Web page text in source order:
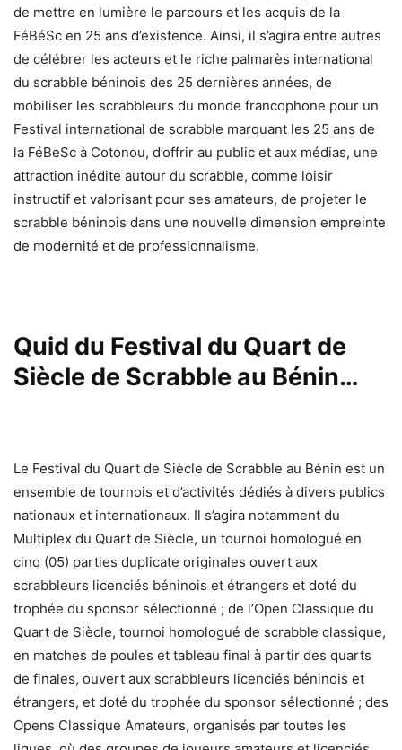
de mettre en lumière le parcours et les acquis de la
FéBéSc en 25 ans d’existence. Ainsi, il s’agira entre autres
de célébrer les acteurs et le riche palmarès international
du scrabble béninois des 25 dernières années, de
mobiliser les scrabbleurs du monde francophone pour un
Festival international de scrabble marquant les 25 ans de
la FéBeSc à Cotonou, d’offrir au public et aux médias, une
attraction inédite autour du scrabble, comme loisir
instructif et valorisant pour ses amateurs, de projeter le
scrabble béninois dans une nouvelle dimension empreinte
de modernité et de professionnalisme.
Quid du Festival du Quart de
Siècle de Scrabble au Bénin…
Le Festival du Quart de Siècle de Scrabble au Bénin est un
ensemble de tournois et d’activités dédiés à divers publics
nationaux et internationaux. Il s’agira notamment du
Multiplex du Quart de Siècle, un tournoi homologué en
cinq (05) parties duplicate originales ouvert aux
scrabbleurs licenciés béninois et étrangers et doté du
trophée du sponsor sélectionné ; de l’Open Classique du
Quart de Siècle, tournoi homologué de scrabble classique,
en matches de poules et tableau final à partir des quarts
de finales, ouvert aux scrabbleurs licenciés béninois et
étrangers, et doté du trophée du sponsor sélectionné ; des
Opens Classique Amateurs, organisés par toutes les